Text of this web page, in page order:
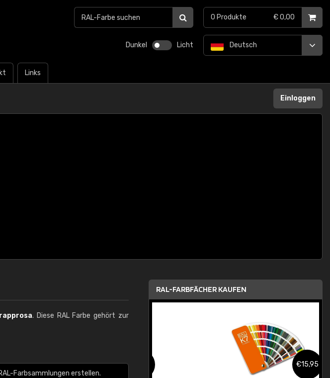
Dunkel Licht
Links
Deutsch
0 Produkte € 0,00
Einloggen
. Diese RAL Farbe gehört zur
Farbsammlungen erstellen.
RAL-FARBFÄCHER KAUFEN
€15,95 €15,95